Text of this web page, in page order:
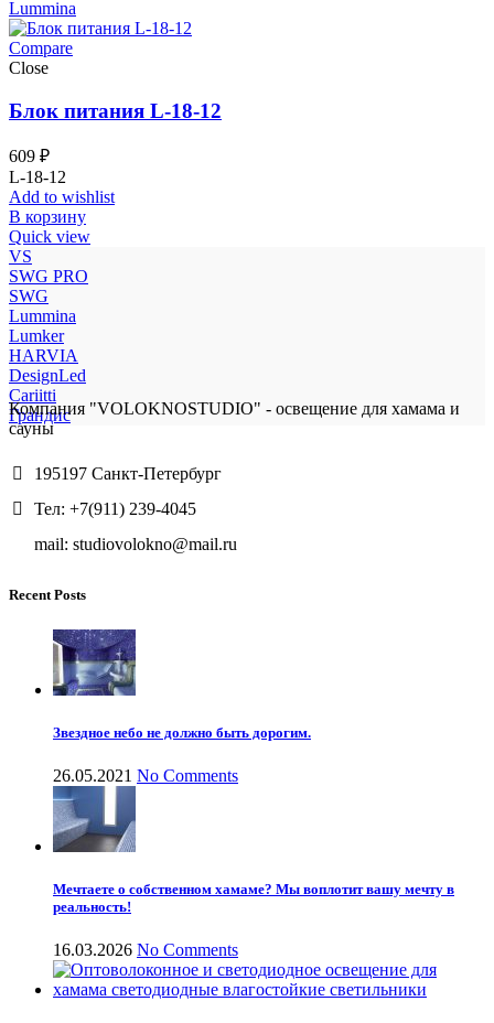
Lummina
Compare
Close
Блок питания L-18-12
609 ₽
L-18-12
Add to wishlist
В корзину
Quick view
VS
SWG PRO
SWG
Lummina
Lumker
HARVIA
DesignLed
Cariitti
Грандис
Компания "VOLOKNOSTUDIO" - освещение для хамама и
сауны
195197 Санкт-Петербург
Тел: +7(911) 239-4045
mail: studiovolokno@mail.ru
Recent Posts
Звездное небо не должно быть дорогим.
26.05.2021 No Comments
Мечтаете о собственном хамаме? Мы воплотит вашу мечту в
реальность!
16.03.2026 No Comments